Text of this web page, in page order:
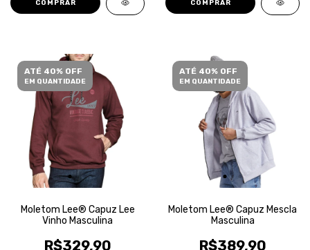
COMPRAR COMPRAR
ATÉ 40% OFF
EM QUANTIDADE
Moletom Lee® Capuz Lee
Vinho Masculina
R$329,90
ATÉ 40% OFF
EM QUANTIDADE
Moletom Lee® Capuz Mescla
Masculina
R$389,90